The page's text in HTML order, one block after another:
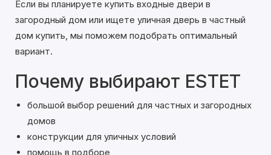
Если вы планируете купить входные двери в
загородный дом или ищете уличная дверь в частный
дом купить, мы поможем подобрать оптимальный
вариант.
Почему выбирают ESTET
большой выбор решений для частных и загородных
домов
конструкции для уличных условий
помощь в подборе